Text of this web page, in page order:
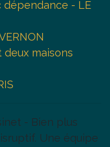
dépendance - LE
deux maisons
- Bien plus
Une équipe